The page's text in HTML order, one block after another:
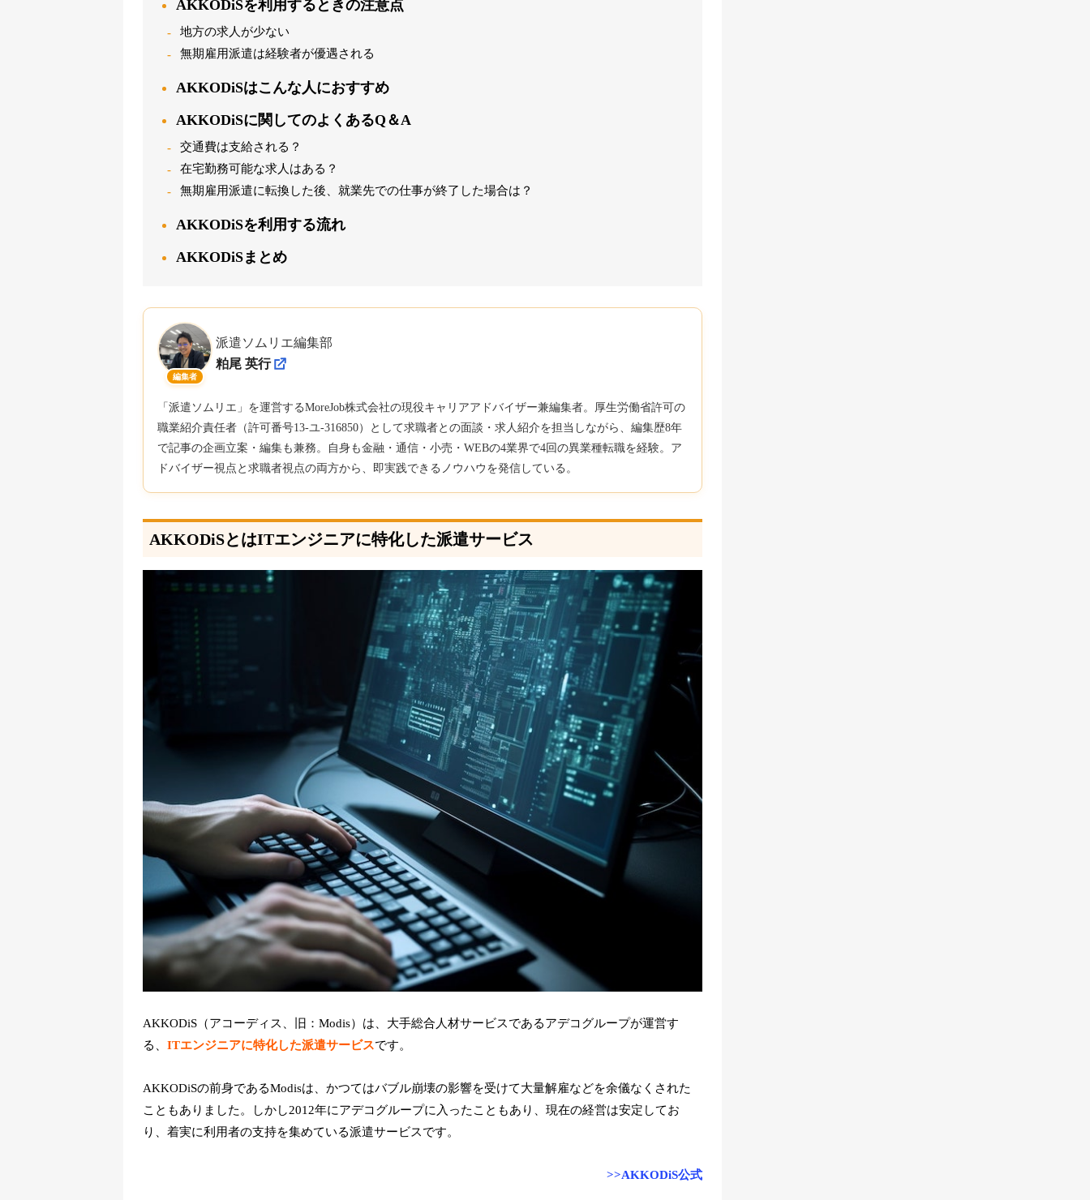
AKKODiSを利用するときの注意点
地方の求人が少ない
無期雇用派遣は経験者が優遇される
AKKODiSはこんな人におすすめ
AKKODiSに関してのよくあるQ＆A
交通費は支給される？
在宅勤務可能な求人はある？
無期雇用派遣に転換した後、就業先での仕事が終了した場合は？
AKKODiSを利用する流れ
AKKODiSまとめ
編集者
派遣ソムリエ編集部
粕尾 英行
「派遣ソムリエ」を運営するMoreJob株式会社の現役キャリアアドバイザー兼編集者。厚生労働省許可の
職業紹介責任者（許可番号13-ユ-316850）として求職者との面談・求人紹介を担当しながら、編集歴8年
で記事の企画立案・編集も兼務。自身も金融・通信・小売・WEBの4業界で4回の異業種転職を経験。ア
ドバイザー視点と求職者視点の両方から、即実践できるノウハウを発信している。
AKKODiSとはITエンジニアに特化した派遣サービス
AKKODiS（アコーディス、旧：Modis）は、大手総合人材サービスであるアデコグループが運営す
る、 ITエンジニアに特化した派遣サービスです。
AKKODiSの前身であるModisは、かつてはバブル崩壊の影響を受けて大量解雇などを余儀なくされた
こともありました。しかし2012年にアデコグループに入ったこともあり、現在の経営は安定してお
り、着実に利用者の支持を集めている派遣サービスです。
>>AKKODiS公式